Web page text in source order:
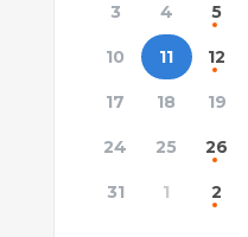
3 4 5
10 11 12
17 18 19
24 25 26
31 1 2